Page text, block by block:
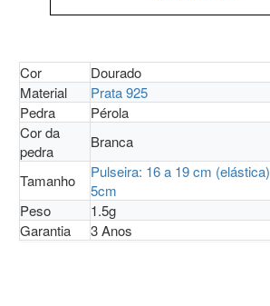
Cor
Dourado
Material
Prata 925
Pedra
Pérola
Cor da
pedra
Branca
Tamanho Pulseira: 16 a 19 cm (elástica)
5cm
Peso
1.5g
Garantia
3 Anos